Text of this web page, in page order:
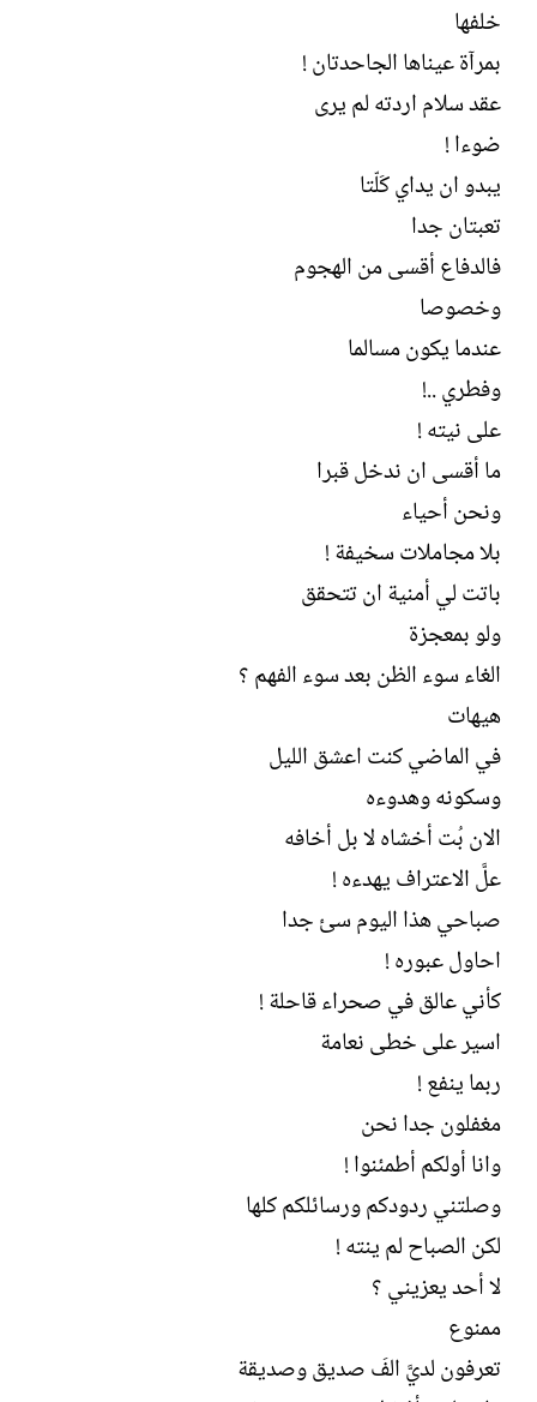
خلفها
بمرآة عيناها الجاحدتان !
عقد سلام اردته لم يرى
ضوءا !
يبدو ان يداي كَلّتا
تعبتان جدا
فالدفاع أقسى من الهجوم
وخصوصا
عندما يكون مسالما
وفطري ..!
على نيته !
ما أقسى ان ندخل قبرا
ونحن أحياء
بلا مجاملات سخيفة !
باتت لي أمنية ان تتحقق
ولو بمعجزة
الغاء سوء الظن بعد سوء الفهم ؟
هيهات
في الماضي كنت اعشق الليل
وسكونه وهدوءه
الان بُت أخشاه لا بل أخافه
علَّ الاعتراف يهدءه !
صباحي هذا اليوم سئ جدا
احاول عبوره !
كأني عالق في صحراء قاحلة !
اسير على خطى نعامة
ربما ينفع !
مغفلون جدا نحن
وانا أولكم أطمئنوا !
وصلتني ردودكم ورسائلكم كلها
لكن الصباح لم ينته !
لا أحد يعزيني ؟
ممنوع
تعرفون لديَّ الفَ صديق وصديقة